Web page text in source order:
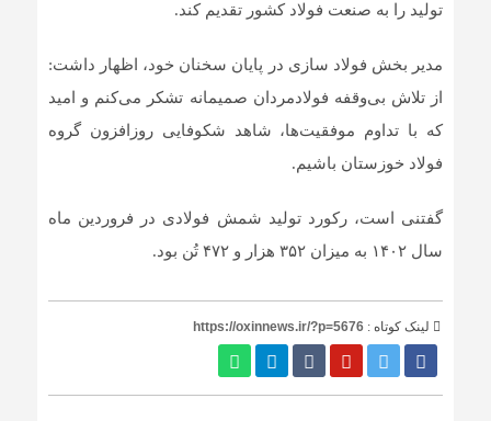
تولید را به صنعت فولاد کشور تقدیم کند.
مدیر بخش فولاد سازی در پایان سخنان خود، اظهار داشت:
از تلاش بی‌وقفه‌ فولاد‌مردان صمیمانه تشکر می‌کنم و امید
که با تداوم موفقیت‌ها، شاهد شکوفایی روز‌افزون گروه
فولاد خوزستان باشیم.
گفتنی است، رکورد تولید شمش فولادی در فروردین ماه
سال ۱۴۰۲ به میزان ۳۵۲ هزار و ۴۷۲ تُن بود.
لینک کوتاه : https://oxinnews.ir/?p=5676